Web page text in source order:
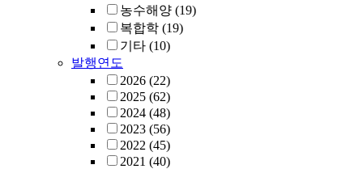
농수해양 (19)
복합학 (19)
기타 (10)
발행연도
2026 (22)
2025 (62)
2024 (48)
2023 (56)
2022 (45)
2021 (40)